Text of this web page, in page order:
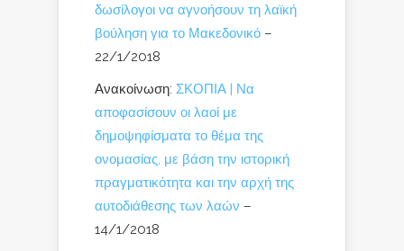
δωσίλογοι να αγνοήσουν τη λαϊκή
βούληση για το Μακεδονικό –
22/1/2018
Ανακοίνωση: ΣΚΟΠΙΑ | Να
αποφασίσουν οι λαοί με
δημοψηφίσματα το θέμα της
ονομασίας, με βάση την ιστορική
πραγματικότητα και την αρχή της
αυτοδιάθεσης των λαών –
14/1/2018